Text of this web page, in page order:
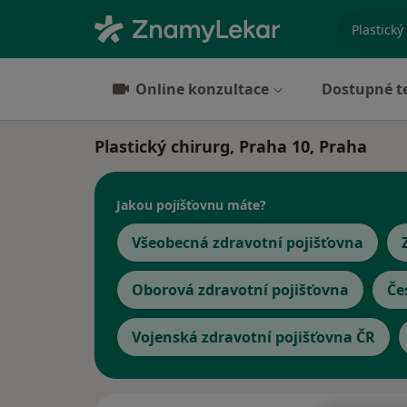
Online konzultace Dostupné
Plastický chirurg, Praha 10, Praha
Jakou pojišťovnu máte?
Všeobecná zdravotní pojišťovna
Oborová zdravotní pojišťovna
Vojenská zdravotní pojišťovna ČR